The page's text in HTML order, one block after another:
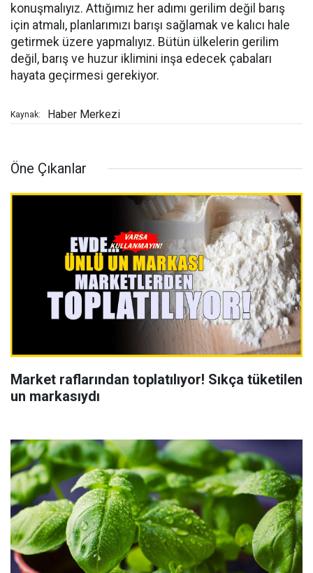
konuşmalıyız. Attığımız her adımı gerilim değil barış
için atmalı, planlarımızı barışı sağlamak ve kalıcı hale
getirmek üzere yapmalıyız. Bütün ülkelerin gerilim
değil, barış ve huzur iklimini inşa edecek çabaları
hayata geçirmesi gerekiyor.
Kaynak: Haber Merkezi
Öne Çıkanlar
Market raflarından toplatılıyor! Sıkça tüketilen
un markasıydı